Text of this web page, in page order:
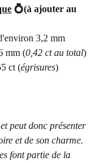
💍(à ajouter au
3,2 mm
mm (0,42 ct au total)
ct (égrisures)
peut donc présenter
et de son charme.
font partie de la